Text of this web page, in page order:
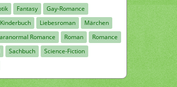
Fantasy
Gay-Romance
Kinderbuch Liebesroman
Märchen
Romance Roman
Romance
Sachbuch
Science-Fiction